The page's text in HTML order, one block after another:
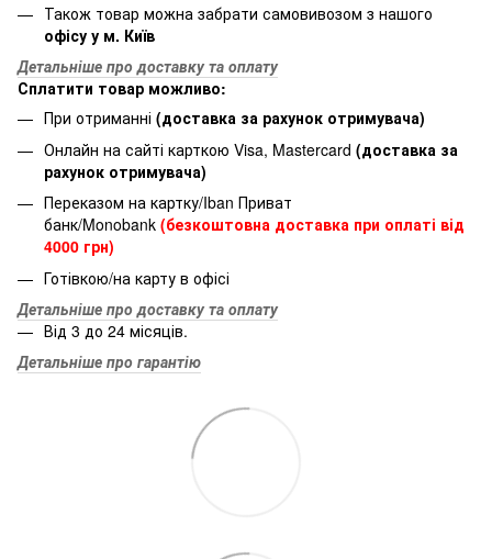
Також товар можна забрати самовивозом з нашого
офісу у м. Київ
Детальніше про доставку та оплату
Сплатити товар можливо:
При отриманні (доставка за рахунок отримувача)
Онлайн на сайті карткою Visa, Mastercard (доставка за
рахунок отримувача)
Переказом на картку/Iban Приват
банк/Monobank (безкоштовна доставка при оплаті від
4000 грн)
Готівкою/на карту в офісі
Детальніше про доставку та оплату
Від 3 до 24 місяців.
Детальніше про гарантію